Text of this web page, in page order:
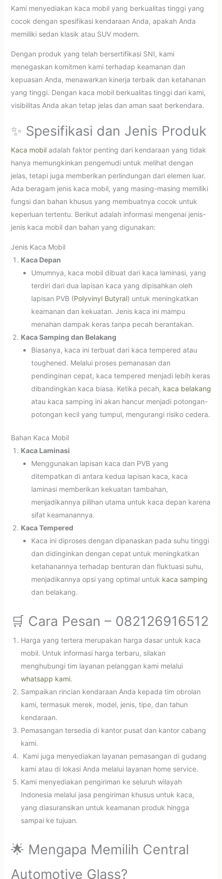
Kami menyediakan kaca mobil yang berkualitas tinggi yang
cocok dengan spesifikasi kendaraan Anda, apakah Anda
memiliki sedan klasik atau SUV modern.
Dengan produk yang telah bersertifikasi SNI, kami
menegaskan komitmen kami terhadap keamanan dan
kepuasan Anda, menawarkan kinerja terbaik dan ketahanan
yang tinggi. Dengan kaca mobil berkualitas tinggi dari kami,
visibilitas Anda akan tetap jelas dan aman saat berkendara.
✨ Spesifikasi dan Jenis Produk
Kaca mobiladalah faktor penting dari kendaraan yang tidak
hanya memungkinkan pengemudi untuk melihat dengan
jelas, tetapi juga memberikan perlindungan dari elemen luar.
Ada beragam jenis kaca mobil, yang masing-masing memiliki
fungsi dan bahan khusus yang membuatnya cocok untuk
keperluan tertentu. Berikut adalah informasi mengenai jenis-
jenis kaca mobil dan bahan yang digunakan:
Jenis Kaca Mobil
Kaca Depan
Umumnya, kaca mobil dibuat dari kaca laminasi, yang
terdiri dari dua lapisan kaca yang dipisahkan oleh
lapisan PVB (Polyvinyl Butyral) untuk meningkatkan
keamanan dan kekuatan. Jenis kaca ini mampu
menahan dampak keras tanpa pecah berantakan.
Kaca Samping dan Belakang
Biasanya, kaca ini terbuat dari kaca tempered atau
toughened. Melalui proses pemanasan dan
pendinginan cepat, kaca tempered menjadi lebih keras
dibandingkan kaca biasa. Ketika pecah, kaca belakang
atau kaca samping ini akan hancur menjadi potongan-
potongan kecil yang tumpul, mengurangi risiko cedera.
Bahan Kaca Mobil
Kaca Laminasi
Menggunakan lapisan kaca dan PVB yang
ditempatkan di antara kedua lapisan kaca, kaca
laminasi memberikan kekuatan tambahan,
menjadikannya pilihan utama untuk kaca depan karena
sifat keamanannya.
Kaca Tempered
Kaca ini diproses dengan dipanaskan pada suhu tinggi
dan didinginkan dengan cepat untuk meningkatkan
ketahanannya terhadap benturan dan fluktuasi suhu,
menjadikannya opsi yang optimal untuk kaca samping
dan belakang.
🛒 Cara Pesan – 082126916512
Harga yang tertera merupakan harga dasar untuk kaca
mobil. Untuk informasi harga terbaru, silakan
menghubungi tim layanan pelanggan kami melalui
whatsapp kami.
Sampaikan rincian kendaraan Anda kepada tim obrolan
kami, termasuk merek, model, jenis, tipe, dan tahun
kendaraan.
Pemasangan tersedia di kantor pusat dan kantor cabang
kami.
Kami juga menyediakan layanan pemasangan di gudang
kami atau di lokasi Anda melalui layanan home service.
Kami menyediakan pengiriman ke seluruh wilayah
Indonesia melalui jasa pengiriman khusus untuk kaca,
yang diasuransikan untuk keamanan produk hingga
sampai ke tujuan.
🌟 Mengapa Memilih Central
Automotive Glass?